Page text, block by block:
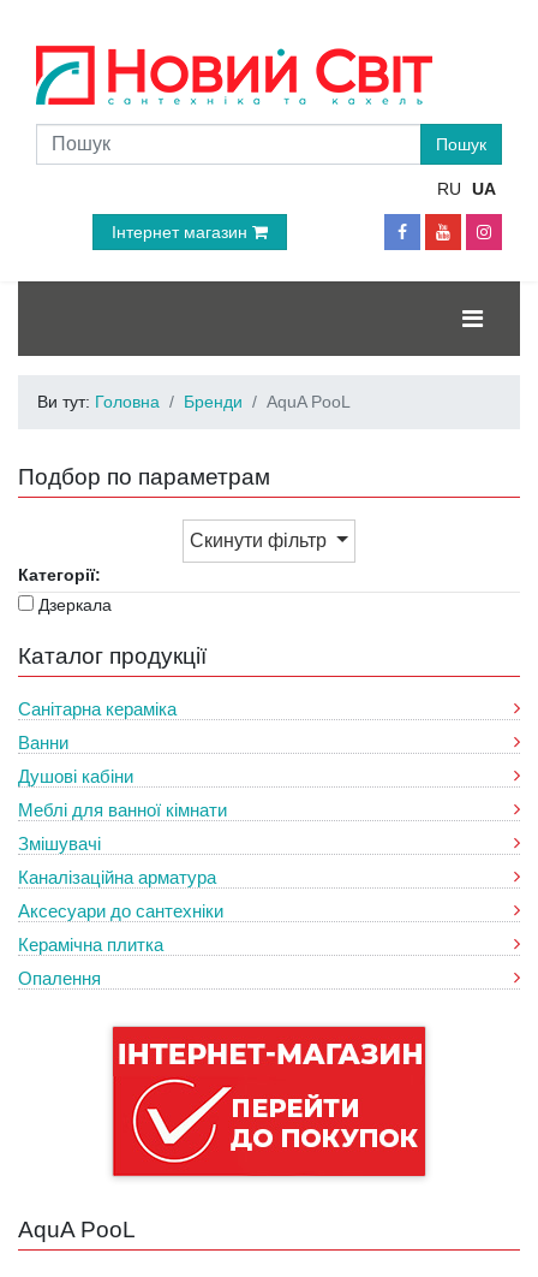
RU UA
Інтернет магазин
Ви тут: Головна Бренди AquA PooL
Подбор по параметрам
Скинути фільтр
Категорії:
Дзеркала
Каталог продукції
Санітарна кераміка
Ванни
Душові кабіни
Меблі для ванної кімнати
Змішувачі
Каналізаційна арматура
Аксесуари до сантехніки
Керамічна плитка
Опалення
AquA PooL